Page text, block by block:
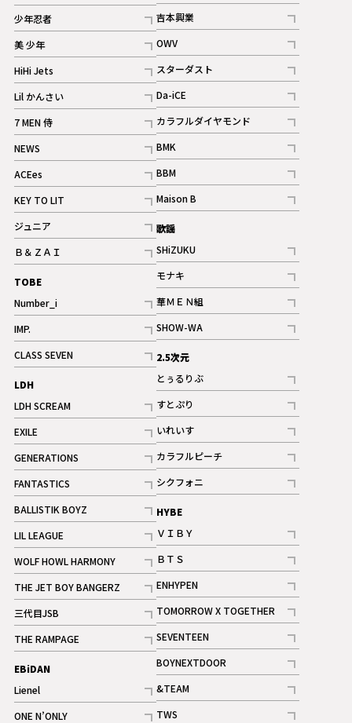
記事
ギャラリー
少年忍者
記事
美 少年
記事
HiHi Jets
記事
Lil かんさい
記事
7 MEN 侍
記事
NEWS
記事
ACEes
記事
KEY TO LIT
記事
ジュニア
記事
Ｂ＆ＺＡＩ
記事
TOBE
Number_i
記事
IMP.
記事
CLASS SEVEN
記事
LDH
LDH SCREAM
記事
EXILE
記事
GENERATIONS
記事
FANTASTICS
記事
BALLISTIK BOYZ
記事
LIL LEAGUE
記事
WOLF HOWL HARMONY
記事
THE JET BOY BANGERZ
記事
三代目JSB
記事
THE RAMPAGE
記事
ギャラリー
EBiDAN
Lienel
記事
ONE N’ONLY
記事
吉本興業
記事
OWV
記事
ギャラリー
スターダスト
記事
Da-iCE
記事
カラフルダイヤモンド
記事
BMK
記事
BBM
記事
ギャラリー
Maison B
記事
歌謡
SHiZUKU
記事
モナキ
記事
華ＭＥＮ組
記事
SHOW-WA
記事
2.5次元
とぅるりぶ
記事
すとぷり
記事
ギャラリー
いれいす
記事
ギャラリー
カラフルピーチ
記事
シクフォニ
記事
HYBE
ＶＩＢＹ
記事
ＢＴＳ
記事
ENHYPEN
記事
TOMORROW X TOGETHER
記事
ギャラリー
SEVENTEEN
記事
BOYNEXTDOOR
記事
&TEAM
記事
TWS